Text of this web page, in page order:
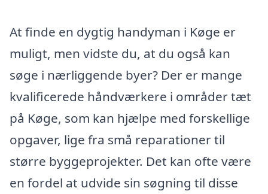
At finde en dygtig handyman i Køge er
muligt, men vidste du, at du også kan
søge i nærliggende byer? Der er mange
kvalificerede håndværkere i områder tæt
på Køge, som kan hjælpe med forskellige
opgaver, lige fra små reparationer til
større byggeprojekter. Det kan ofte være
en fordel at udvide sin søgning til disse